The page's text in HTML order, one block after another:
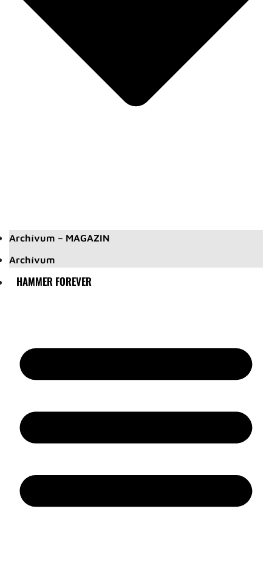
Archívum – MAGAZIN
Archívum
HAMMER FOREVER